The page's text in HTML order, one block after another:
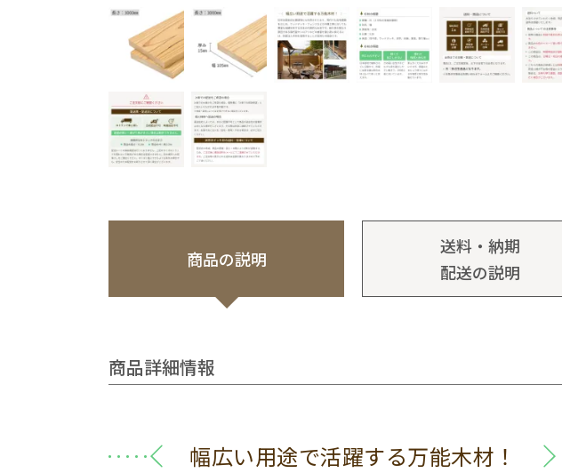
商品の説明
送料・納期
配送の説明
商品詳細情報
幅広い用途で活躍する万能木材！